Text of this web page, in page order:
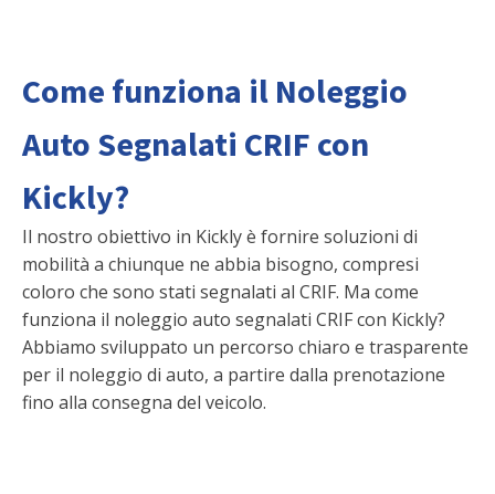
Come funziona il Noleggio
Auto Segnalati CRIF con
Kickly?
Il nostro obiettivo in Kickly è fornire soluzioni di
mobilità a chiunque ne abbia bisogno, compresi
coloro che sono stati segnalati al CRIF. Ma come
funziona il noleggio auto segnalati CRIF con Kickly?
Abbiamo sviluppato un percorso chiaro e trasparente
per il noleggio di auto, a partire dalla prenotazione
fino alla consegna del veicolo.